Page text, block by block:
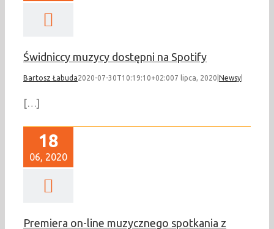
Świdniccy muzycy dostępni na Spotify
Bartosz Łabuda2020-07-30T10:19:10+02:007 lipca, 2020 Newsy
[…]
18
06, 2020
Premiera on-line muzycznego spotkania z